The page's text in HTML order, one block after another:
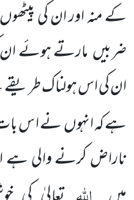
کے منہ اور ان کی
ضربیں مارتے ہوئے
ان کی اس ہولناک
ہے کہ انہوں نے ا س
ناراض کرنے والی ہے